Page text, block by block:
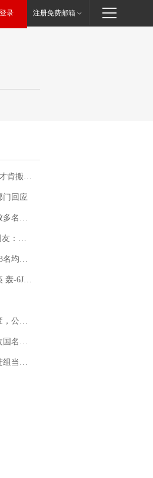
登录 注册免费邮箱
眼了……
门回应
都会发放西梅汁
了！
全面核查
多强？
么？
到中国寻根
只能强忍